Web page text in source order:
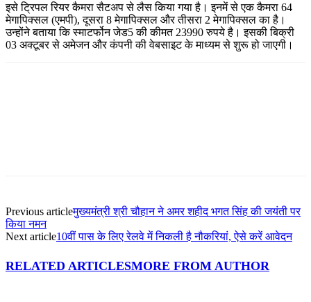
इसे ट्रिपल रियर कैमरा सैटअप से लैस किया गया है। इनमें से एक कैमरा 64
मेगापिक्सल (एमपी), दूसरा 8 मेगापिक्सल और तीसरा 2 मेगापिक्सल का है।
उन्होंने बताया कि स्माटर्फोन जेड5 की कीमत 23990 रुपये है। इसकी बिक्री
03 अक्टूबर से अमेजन और कंपनी की वेबसाइट के माध्यम से शुरू हो जाएगी।
Previous articleमुख्यमंत्री श्री चौहान ने अमर शहीद भगत सिंह की जयंती पर
किया नमन
Next article10वीं पास के लिए रेलवे में निकली है नौकरियां, ऐसे करें आवेदन
RELATED ARTICLESMORE FROM AUTHOR